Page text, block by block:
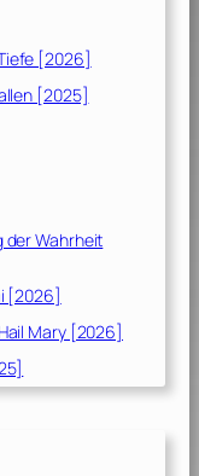
[2026]
[2025]
der Wahrheit
[2026]
Mary [2026]